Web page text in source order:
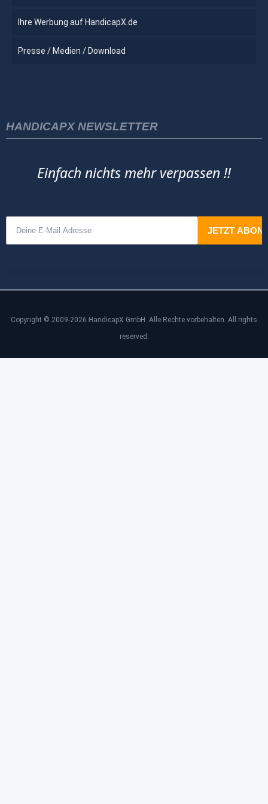
Ihre Werbung auf HandicapX.de
Presse / Medien / Download
HANDICAPX NEWSLETTER
Einfach nichts mehr verpassen !!
Copyright © 2009-2026 HandicapX GmbH. Alle Rechte vorbehalten. All rights
reserved.